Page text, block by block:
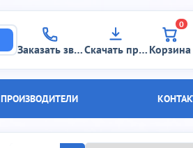
Заказать звонокСкачать прайс
0
Корзина
ПРОИЗВОДИТЕЛИ